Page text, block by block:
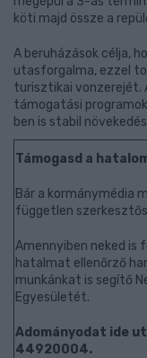
köti majd össze a
A beruházások célja,
utasforgalma, ezzel
turisztikai vonzerejét.
támogatási
ben is stabil
Támogasd a
Bár a kormánymédia
független
Amennyiben neked is
hatalmat ellenőrző
munkánkat is segítő
Egyesületét.
Adományodat ide
44920004.